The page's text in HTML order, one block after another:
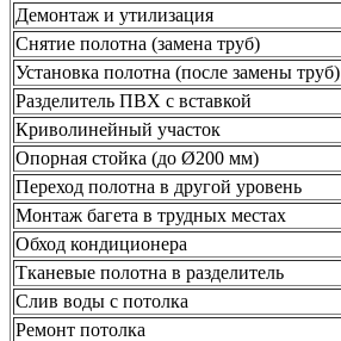
Демонтаж и утилизация
Снятие полотна (замена труб)
Установка полотна (после замены труб)
Разделитель ПВХ с вставкой
Криволинейный участок
Опорная стойка (до Ø200 мм)
Переход полотна в другой уровень
Монтаж багета в трудных местах
Обход кондиционера
Тканевые полотна в разделитель
Слив воды с потолка
Ремонт потолка